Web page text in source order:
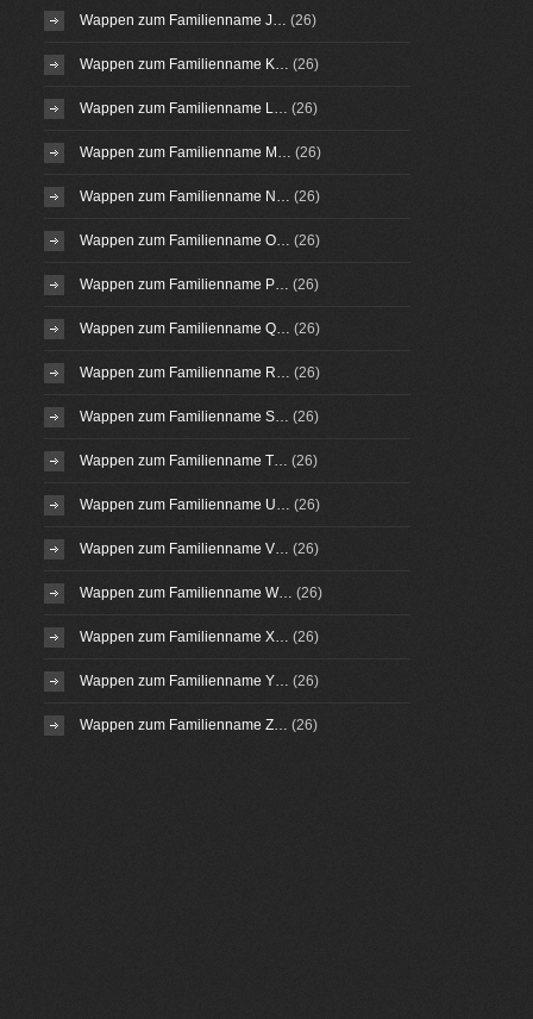
Wappen zum Familienname J… (26)
Wappen zum Familienname K… (26)
Wappen zum Familienname L… (26)
Wappen zum Familienname M… (26)
Wappen zum Familienname N… (26)
Wappen zum Familienname O… (26)
Wappen zum Familienname P… (26)
Wappen zum Familienname Q… (26)
Wappen zum Familienname R… (26)
Wappen zum Familienname S… (26)
Wappen zum Familienname T… (26)
Wappen zum Familienname U… (26)
Wappen zum Familienname V… (26)
Wappen zum Familienname W… (26)
Wappen zum Familienname X… (26)
Wappen zum Familienname Y… (26)
Wappen zum Familienname Z… (26)